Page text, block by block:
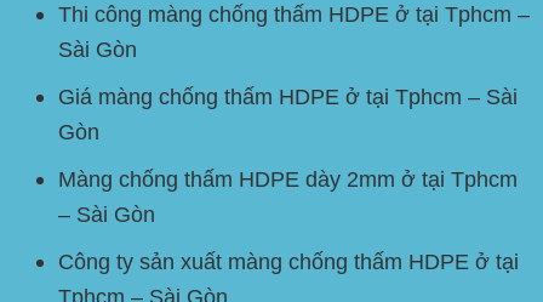
Thi công màng chống thấm HDPE ở tại Tphcm –
Sài Gòn
Giá màng chống thấm HDPE ở tại Tphcm – Sài
Gòn
Màng chống thấm HDPE dày 2mm ở tại Tphcm
– Sài Gòn
Công ty sản xuất màng chống thấm HDPE ở tại
Tphcm – Sài Gòn